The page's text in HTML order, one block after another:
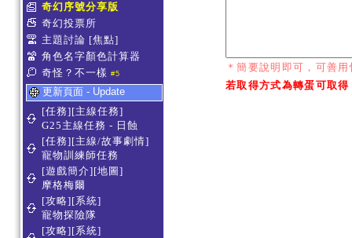
奇幻序號分享版
奇幻投票所
主題討論 [焦點]
角色名字顏色計算器
奇怪？不一樣 #5
更新頁面 - Update
[任務][主線任務]
G25主線任務 - 日蝕
[任務][主線/故事劇情]
寵物訓練師任務
[遊戲簡介][地圖]
摩格梅爾
[攻略][系統]
寵物探險隊
[攻略][系統]
＊簡要說明即可，可善
若取得方式為轉蛋可取